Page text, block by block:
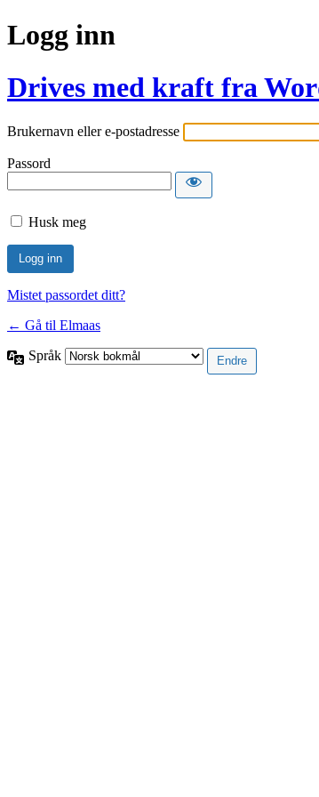
Logg inn
Drives med kraft fra
Brukernavn eller e-postadresse
Passord
Husk meg
Mistet passordet ditt?
← Gå til Elmaas
Språk